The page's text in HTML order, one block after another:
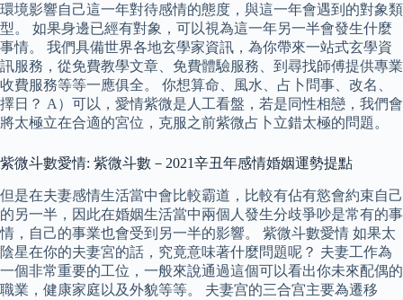
環境影響自己這一年對待感情的態度，與這一年會遇到的對象類
型。 如果身邊已經有對象，可以視為這一年另一半會發生什麼
事情。 我們具備世界各地玄學家資訊，為你帶來一站式玄學資
訊服務，從免費教學文章、免費體驗服務、到尋找師傅提供專業
收費服務等等一應俱全。 你想算命、風水、占卜問事、改名、
擇日？ A）可以，愛情紫微是人工看盤，若是同性相戀，我們會
將太極立在合適的宮位，克服之前紫微占卜立錯太極的問題。
紫微斗數愛情: 紫微斗數－2021辛丑年感情婚姻運勢提點
但是在夫妻感情生活當中會比較霸道，比較有佔有慾會約束自己
的另一半，因此在婚姻生活當中兩個人發生分歧爭吵是常有的事
情，自己的事業也會受到另一半的影響。 紫微斗數愛情 如果太
陰星在你的夫妻宮的話，究竟意味著什麼問題呢？ 夫妻工作為
一個非常重要的工位，一般來說通過這個可以看出你未來配偶的
職業，健康家庭以及外貌等等。 夫妻宫的三合宫主要為遷移